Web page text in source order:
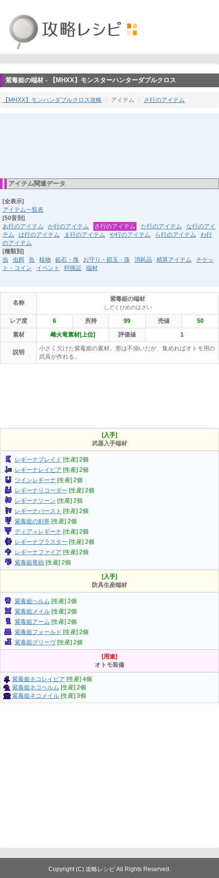
紫毒姫の端材 - 【MHXX】モンスターハンターダブルクロス
【MHXX】モンハンダブルクロス攻略 アイテム さ行のアイテム
アイテム関連データ
[全表示]
アイテム一覧表
[50音別]
あ行のアイテム
か行のアイテム さ行のアイテム た行のアイテム
な行のアイ
テム
は行のアイテム ま行のアイテム や行のアイテム ら行のアイテム
わ行
のアイテム
[種類別]
虫
虫餌 魚 植物 鉱石・塊 お守り・鎧玉・珠 消耗品 精算アイテム
チケッ
ト・コイン
イベント 狩猟証 端材
名称
紫毒姫の端材
しどくひめのはざい
レア度 6 所持 99 売値
50
素材
雌火竜素材[上位] 評価値 1
説明
小さく欠けた紫毒姫の素材。形は不揃いだが、集めればオトモ用の
武具が作れる。
[入手]
武器入手端材
レギーナブレイド [生産] 2個
レギーナレイピア [生産] 2個
ツインレギーナ [生産] 2個
レギーナリコーダー [生産] 2個
レギーナソーン [生産] 2個
レギーナバースト [生産] 2個
紫毒姫の剣斧 [生産] 2個
ディア＝レギーナ [生産] 2個
レギーナブラスター [生産] 2個
レギーナファイア [生産] 2個
紫毒姫竜砲 [生産] 2個
[入手]
防具生産端材
紫毒姫ヘルム [生産] 2個
紫毒姫メイル [生産] 2個
紫毒姫アーム [生産] 2個
紫毒姫フォールド [生産] 2個
紫毒姫グリーヴ [生産] 2個
[用途]
オトモ装備
紫毒姫ネコレイピア [生産] 4個
紫毒姫ネコヘルム [生産] 2個
紫毒姫ネコメイル [生産] 3個
Copyright (C) 攻略レシピ All Rights Reserved.